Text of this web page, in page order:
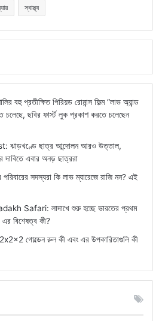
স্বাস্থ্য
বহু প্রতীক্ষিত পিরিয়ড রোমান্স ফিল্ম “লাভ অ্যান্ড
চলেছে, ছবির ফার্স্ট লুক প্রকাশ করতে চলেছেন
ছাত্র আন্দোলন আরও উত্তাল,
দাবিতে এবার অনড় ছাত্ররা
সদস্যরা কি লাভ ম্যারেজে রাজি নন? এই
Safari: লাদাখে শুরু হচ্ছে ভারতের প্রথম
এর বিশেষত্ব কী?
গোল্ডেন রুল কী এবং এর উপকারিতাগুলি কী